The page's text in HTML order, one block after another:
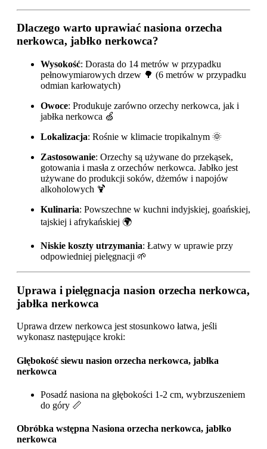
Dlaczego warto uprawiać nasiona orzecha
nerkowca, jabłko nerkowca?
Wysokość: Dorasta do 14 metrów w przypadku
pełnowymiarowych drzew 🌳 (6 metrów w przypadku
odmian karłowatych)
Owoce: Produkuje zarówno orzechy nerkowca, jak i
jabłka nerkowca 🍏
Lokalizacja: Rośnie w klimacie tropikalnym 🌞
Zastosowanie: Orzechy są używane do przekąsek,
gotowania i masła z orzechów nerkowca. Jabłko jest
używane do produkcji soków, dżemów i napojów
alkoholowych 🍹
Kulinaria: Powszechne w kuchni indyjskiej, goańskiej,
tajskiej i afrykańskiej 🌍
Niskie koszty utrzymania: Łatwy w uprawie przy
odpowiedniej pielęgnacji 🌱
Uprawa i pielęgnacja nasion orzecha nerkowca,
jabłka nerkowca
Uprawa drzew nerkowca jest stosunkowo łatwa, jeśli
wykonasz następujące kroki:
Głębokość siewu nasion orzecha nerkowca, jabłka
nerkowca
Posadź nasiona na głębokości 1-2 cm, wybrzuszeniem
do góry 📏
Obróbka wstępna Nasiona orzecha nerkowca, jabłko
nerkowca